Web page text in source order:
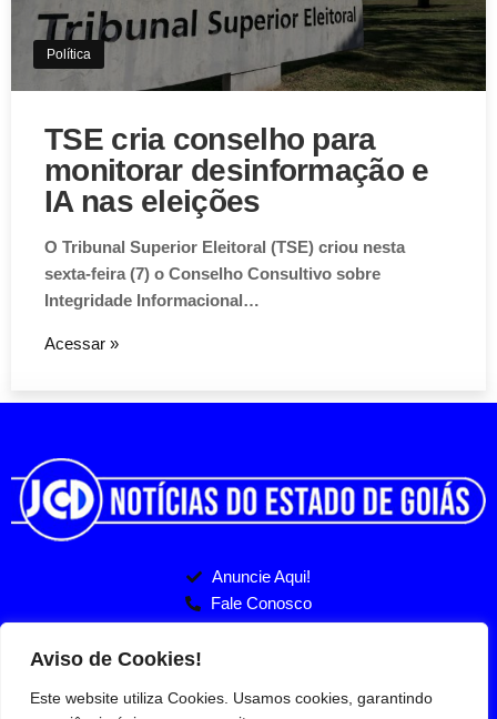
Aceitar
Política
TSE cria conselho para
monitorar desinformação e
IA nas eleições
O Tribunal Superior Eleitoral (TSE) criou nesta
sexta-feira (7) o Conselho Consultivo sobre
Integridade Informacional…
Acessar »
Anuncie Aqui!
Fale Conosco
Entre no nosso Grupo